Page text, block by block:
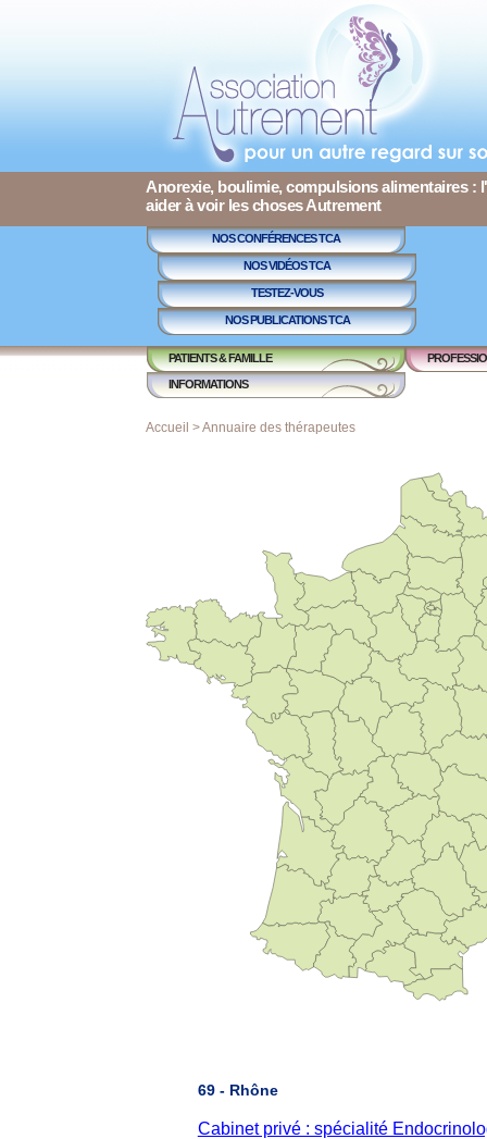
Anorexie, boulimie, compulsions alimentaires :
aider à voir les choses Autrement
NOS CONFÉRENCES TCA
NOS VIDÉOS TCA
TESTEZ-VOUS
NOS PUBLICATIONS TCA
PATIENTS & FAMILLE
INFORMATIONS
Accueil >Annuaire des thérapeutes
69 - Rhône
Cabinet privé : spécialité